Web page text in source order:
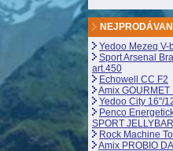
Yedoo Mezeq V-
Sport Arsenal
art.450
Echowell CC F2
Amix
Yedoo City 16"/
Penco
SPORT JELLYBAR
Rock Machine
Amix PROBIO